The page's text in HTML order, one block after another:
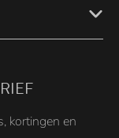
kortingen en